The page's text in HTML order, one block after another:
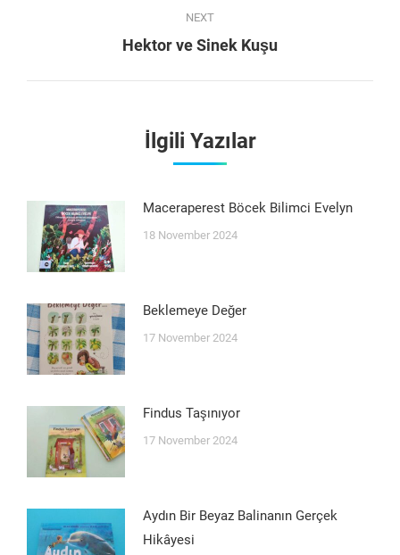
NEXT
Next
Hektor ve Sinek Kuşu
İlgili Yazılar
Maceraperest Böcek Bilimci Evelyn
18 November 2024
Beklemeye Değer
17 November 2024
Findus Taşınıyor
17 November 2024
Aydın Bir Beyaz Balinanın Gerçek
Hikâyesi